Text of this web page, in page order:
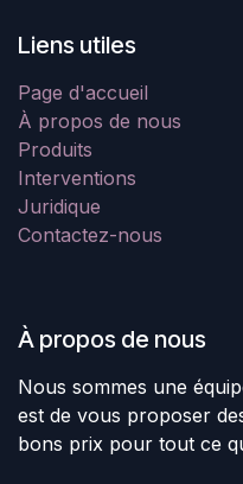
Liens utiles
Page d'accueil
À propos de nous
Produits
Interventions
Juridique
Contactez-nous
À propos de nous
Nous sommes une
est de vous proposer
bons prix pour tout ce